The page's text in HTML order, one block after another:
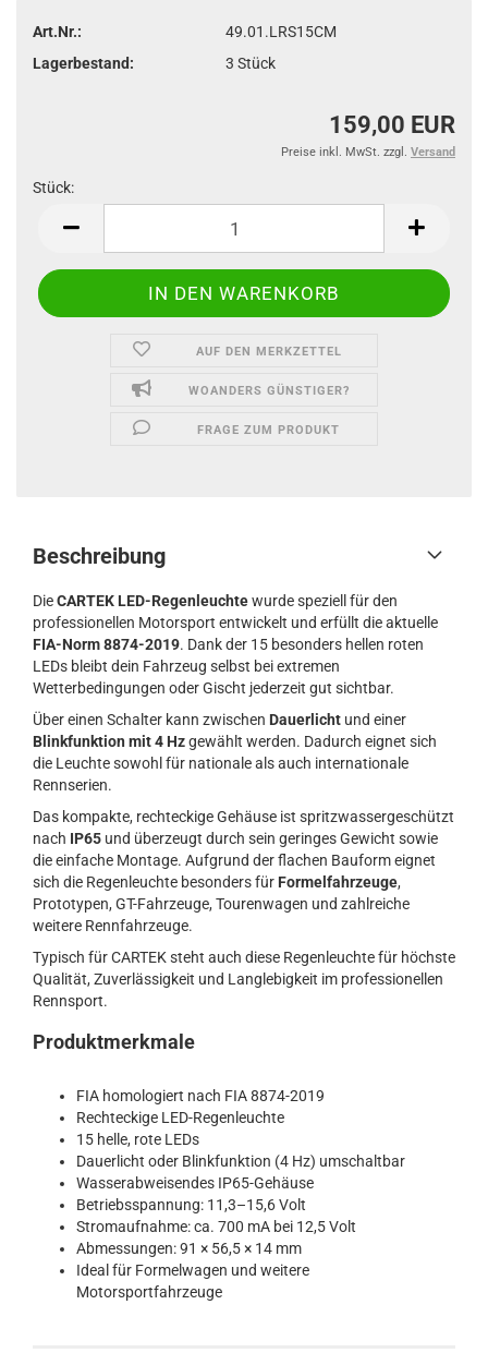
Art.Nr.:
49.01.LRS15CM
Lagerbestand:
3 Stück
159,00 EUR
Preise inkl. MwSt. zzgl. Versand
Stück:
AUF DEN MERKZETTEL
WOANDERS GÜNSTIGER?
FRAGE ZUM PRODUKT
Beschreibung
DieCARTEK LED-Regenleuchtewurde speziell für den
professionellen Motorsport entwickelt und erfüllt die aktuelle
FIA-Norm 8874-2019. Dank der 15 besonders hellen roten
LEDs bleibt dein Fahrzeug selbst bei extremen
Wetterbedingungen oder Gischt jederzeit gut sichtbar.
Über einen Schalter kann zwischen Dauerlicht und einer
Blinkfunktion mit 4 Hzgewählt werden. Dadurch eignet sich
die Leuchte sowohl für nationale als auch internationale
Rennserien.
Das kompakte, rechteckige Gehäuse ist spritzwassergeschützt
nach IP65 und überzeugt durch sein geringes Gewicht sowie
die einfache Montage. Aufgrund der flachen Bauform eignet
sich die Regenleuchte besonders für Formelfahrzeuge,
Prototypen, GT-Fahrzeuge, Tourenwagen und zahlreiche
weitere Rennfahrzeuge.
Typisch für CARTEK steht auch diese Regenleuchte für höchste
Qualität, Zuverlässigkeit und Langlebigkeit im professionellen
Rennsport.
Produktmerkmale
FIA homologiert nach FIA 8874-2019
Rechteckige LED-Regenleuchte
15 helle, rote LEDs
Dauerlicht oder Blinkfunktion (4 Hz) umschaltbar
Wasserabweisendes IP65-Gehäuse
Betriebsspannung: 11,3–15,6 Volt
Stromaufnahme: ca. 700 mA bei 12,5 Volt
Abmessungen: 91 × 56,5 × 14 mm
Ideal für Formelwagen und weitere
Motorsportfahrzeuge